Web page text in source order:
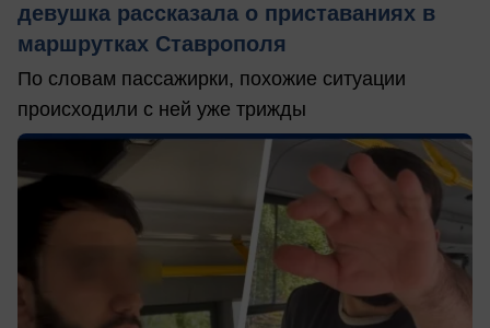
девушка рассказала о приставаниях в
маршрутках Ставрополя
По словам пассажирки, похожие ситуации
происходили с ней уже трижды